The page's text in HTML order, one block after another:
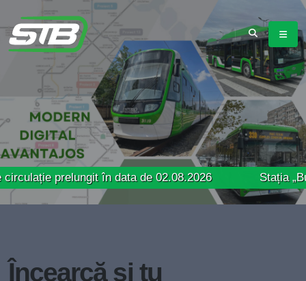
în data de 02.08.2026 Stația „Bucur
Încearcă și tu